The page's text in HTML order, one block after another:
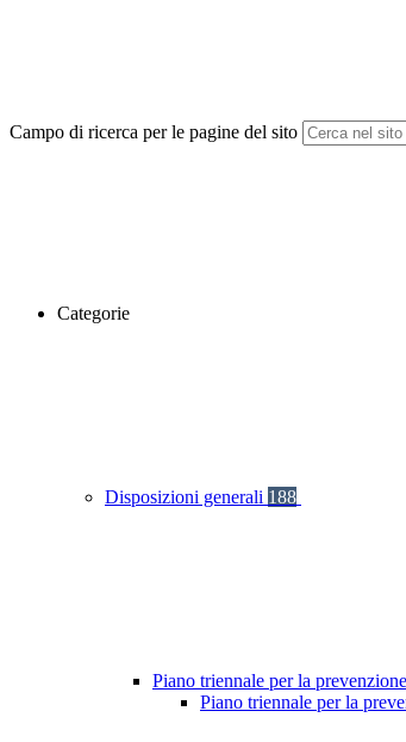
Campo di ricerca per le pagine del sito
Categorie
Disposizioni generali 188
Piano triennale per la
Piano triennale per la